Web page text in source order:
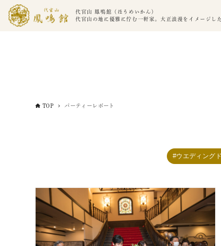
代官山 鳳鳴館（ほうめいかん）
代官山の地に優雅に佇む一軒家。大正浪漫をイメージし
TOP パーティーレポート
ウエディング